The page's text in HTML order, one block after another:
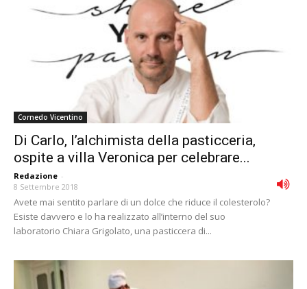
Cornedo Vicentino
Di Carlo, l’alchimista della pasticceria,
ospite a villa Veronica per celebrare...
Redazione -
8 Settembre 2018
Avete mai sentito parlare di un dolce che riduce il colesterolo?
Esiste davvero e lo ha realizzato all’interno del suo
laboratorio Chiara Grigolato, una pasticcera di...